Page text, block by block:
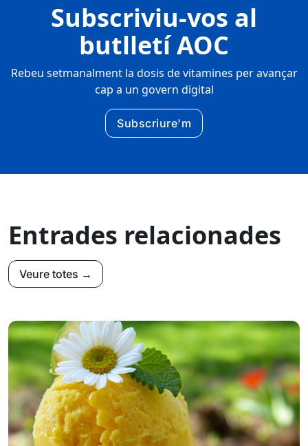
Subscriviu-vos al
butlletí AOC
Rebeu setmanalment la dosis de vitamines per avançar
cap a un govern digital
Subscriure'm
Entrades relacionades
Veure totes →